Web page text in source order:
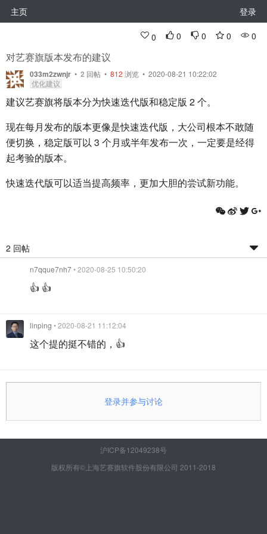
主页 登录
0 0 0 0 0
对艺赛旗版本发布的建议
033m2zwnjr • 2 回帖 • 812 浏览 • 2020-08-21 10:22:02
优化建议
建议艺赛旗将版本分为快速迭代版和稳定版 2 个。
现在每月发布的版本更像是快速迭代版，大公司根本不敢随
便切换，稳定版可以 3 个月或半年发布一次，一定要是经得
起考验的版本。
快速迭代版可以适当提高频率，更加大胆的尝试新功能。
2 回帖
n7qque7nh7• 2020-08-25 10:50:20
👍 👍
linping • 2020-08-21 11:12:04
这个提的挺不错的，👍
登录并参与讨论
沪ICP备12049238号
版权所有©上海艺赛旗软件股份有限公司 2011-2018